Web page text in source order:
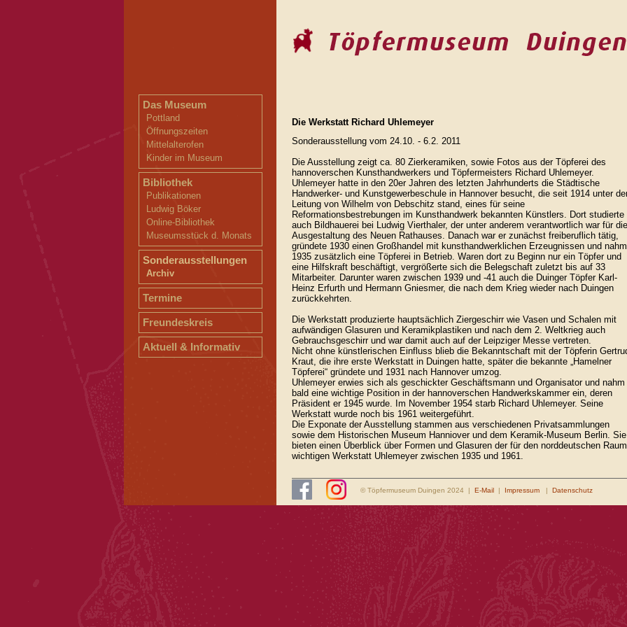
Das Museum
Pottland
Öffnungszeiten
Mittelalterofen
Kinder im Museum
Bibliothek
Publikationen
Ludwig Böker
Online-Bibliothek
Museumsstück d. Monats
Sonderausstellungen
Archiv
Termine
Freundeskreis
Aktuell & Informativ
Die Werkstatt Richard Uhlemeyer
Sonderausstellung vom 24.10. - 6.2. 2011
Die Ausstellung zeigt ca. 80 Zierkeramiken, sowie Fotos aus der Töpferei des
hannoverschen Kunsthandwerkers und Töpfermeisters Richard Uhlemeyer.
Uhlemeyer hatte in den 20er Jahren des letzten Jahrhunderts die Städtische
Handwerker- und Kunstgewerbeschule in Hannover besucht, die seit 1914 unter
Leitung von Wilhelm von Debschitz stand, eines für seine
Reformationsbestrebungen im Kunsthandwerk bekannten Künstlers. Dort studierte
auch Bildhauerei bei Ludwig Vierthaler, der unter anderem verantwortlich war für die
Ausgestaltung des Neuen Rathauses. Danach war er zunächst freiberuflich tätig,
gründete 1930 einen Großhandel mit kunsthandwerklichen Erzeugnissen und nahm
1935 zusätzlich eine Töpferei in Betrieb. Waren dort zu Beginn nur ein Töpfer und
eine Hilfskraft beschäftigt, vergrößerte sich die Belegschaft zuletzt bis auf 33
Mitarbeiter. Darunter waren zwischen 1939 und -41 auch die Duinger Töpfer Karl-
Heinz Erfurth und Hermann Gniesmer, die nach dem Krieg wieder nach Duingen
zurückkehrten.
Die Werkstatt produzierte hauptsächlich Ziergeschirr wie Vasen und Schalen mit
aufwändigen Glasuren und Keramikplastiken und nach dem 2. Weltkrieg auch
Gebrauchsgeschirr und war damit auch auf der Leipziger Messe vertreten.
Nicht ohne künstlerischen Einfluss blieb die Bekanntschaft mit der Töpferin
Kraut, die ihre erste Werkstatt in Duingen hatte, später die bekannte „Hamelner
Töpferei“ gründete und 1931 nach Hannover umzog.
Uhlemeyer erwies sich als geschickter Geschäftsmann und Organisator und nahm
bald eine wichtige Position in der hannoverschen Handwerkskammer ein, deren
Präsident er 1945 wurde. Im November 1954 starb Richard Uhlemeyer. Seine
Werkstatt wurde noch bis 1961 weitergeführt.
Die Exponate der Ausstellung stammen aus verschiedenen Privatsammlungen
sowie dem Historischen Museum Hanniover und dem Keramik-Museum Berlin. Sie
bieten einen Überblick über Formen und Glasuren der für den norddeutschen Raum
wichtigen Werkstatt Uhlemeyer zwischen 1935 und 1961.
© Töpfermuseum Duingen 2024 | E-Mail | Impressum | Datenschutz